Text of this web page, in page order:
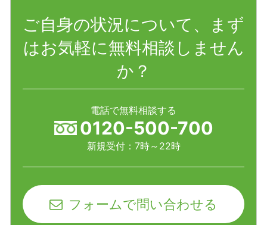
ご自身の状況について、まず
はお気軽に無料相談しません
か？
電話で無料相談する
0120-500-700
新規受付：7時～22時
フォームで問い合わせる